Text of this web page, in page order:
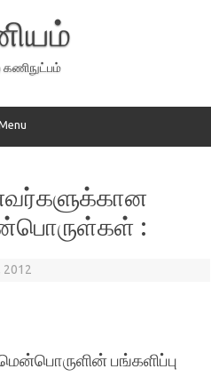
கணிநுட்பம்
:
2012
பங்களிப்பு